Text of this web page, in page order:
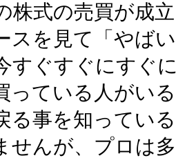
株式の売買が成
スを見て「やば
すぐすぐにすぐ
っている人がい
る事を知ってい
せんが、プロは